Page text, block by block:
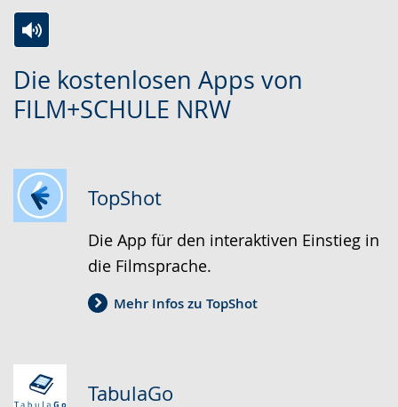
Die kostenlosen Apps von
FILM+SCHULE NRW
Leichten
Sprache
Audio-
Unterstützung.
Video
in
wird
angezeigt.
TopShot
Die App für den interaktiven Einstieg in
die Filmsprache.
Mehr Infos zu TopShot
TabulaGo